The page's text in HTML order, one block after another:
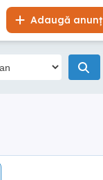
Adaugă anunț